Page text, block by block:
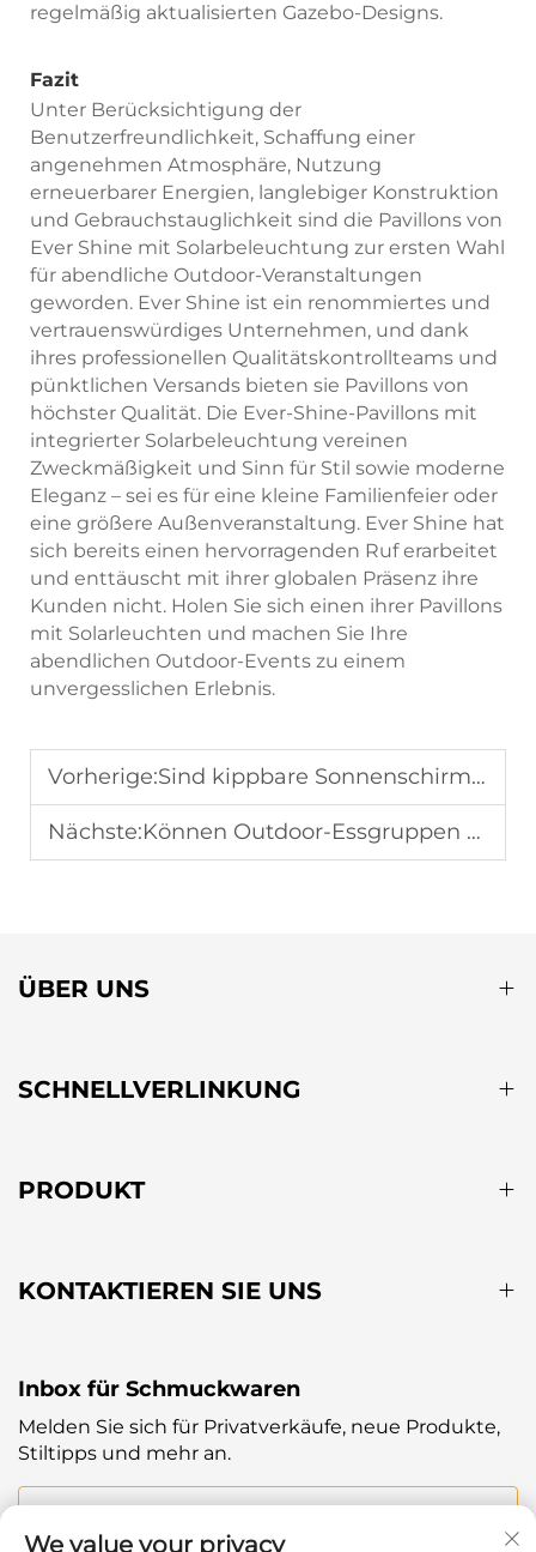
regelmäßig aktualisierten Gazebo-Designs.
Fazit
Unter Berücksichtigung der
Benutzerfreundlichkeit, Schaffung einer
angenehmen Atmosphäre, Nutzung
erneuerbarer Energien, langlebiger Konstruktion
und Gebrauchstauglichkeit sind die Pavillons von
Ever Shine mit Solarbeleuchtung zur ersten Wahl
für abendliche Outdoor-Veranstaltungen
geworden. Ever Shine ist ein renommiertes und
vertrauenswürdiges Unternehmen, und dank
ihres professionellen Qualitätskontrollteams und
pünktlichen Versands bieten sie Pavillons von
höchster Qualität. Die Ever-Shine-Pavillons mit
integrierter Solarbeleuchtung vereinen
Zweckmäßigkeit und Sinn für Stil sowie moderne
Eleganz – sei es für eine kleine Familienfeier oder
eine größere Außenveranstaltung. Ever Shine hat
sich bereits einen hervorragenden Ruf erarbeitet
und enttäuscht mit ihrer globalen Präsenz ihre
Kunden nicht. Holen Sie sich einen ihrer Pavillons
mit Solarleuchten und machen Sie Ihre
abendlichen Outdoor-Events zu einem
unvergesslichen Erlebnis.
Vorherige:Sind kippbare Sonnenschirme vielseitiger für ganztägigen Sonnenschutz?
Nächste:Können Outdoor-Essgruppen häufigem Gebrauch während Sommer-Grillabenden standhalten?
ÜBER UNS
SCHNELLVERLINKUNG
PRODUKT
KONTAKTIEREN SIE UNS
Inbox für Schmuckwaren
Melden Sie sich für Privatverkäufe, neue Produkte,
Stiltipps und mehr an.
Ihre E-Mail
We value your privacy